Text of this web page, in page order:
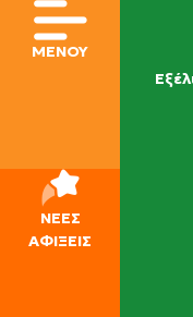
ΜΕΝΟΥ
ΝΕΕΣ
ΑΦΙΞΕΙΣ